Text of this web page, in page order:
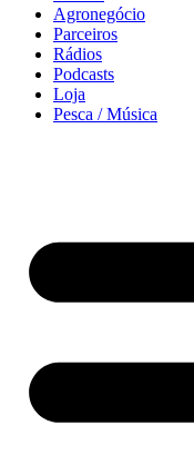
Agronegócio
Parceiros
Rádios
Podcasts
Loja
Pesca / Música